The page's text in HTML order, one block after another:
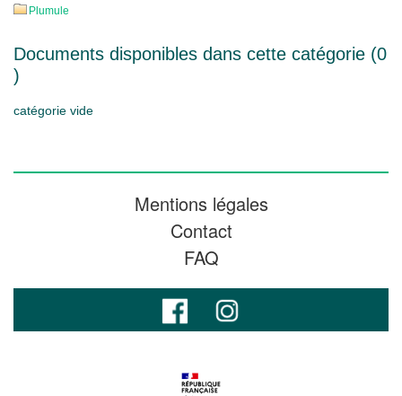
Plumule
Documents disponibles dans cette catégorie (0
)
catégorie vide
Mentions légales
Contact
FAQ